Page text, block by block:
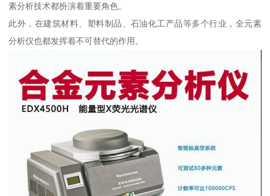
素分析技术都扮演着重要角色。
此外，在建筑材料、塑料制品、石油化工产品等多个行业，全元素
分析仪也都发挥着不可替代的作用。